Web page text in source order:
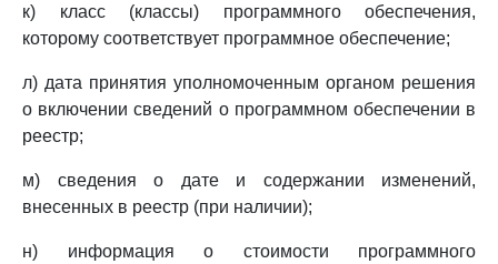
к) класс (классы) программного обеспечения,
которому соответствует программное обеспечение;
л) дата принятия уполномоченным органом решения
о включении сведений о программном обеспечении в
реестр;
м) сведения о дате и содержании изменений,
внесенных в реестр (при наличии);
н) информация о стоимости программного